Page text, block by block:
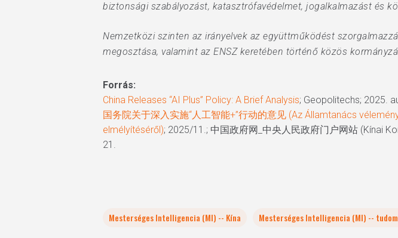
biztonsági szabályozást, katasztrófavédelmet, jogalkalmazást és
Nemzetközi szinten az irányelvek az együttműködést
megosztása, valamint az ENSZ keretében történő közös
Forrás:
China Releases “AI Plus” Policy: A Brief Analysis; Geopolitechs; 2025.
国务院关于深入实施“人工智能+”行动的意见 (Az Államtanács
elmélyítéséről); 2025/11.; 中国政府网_中央人民政府门户网站 (Kínai
21.
Mesterséges Intelligencia (MI) -- Kína Mesterséges Intelligencia (MI) --